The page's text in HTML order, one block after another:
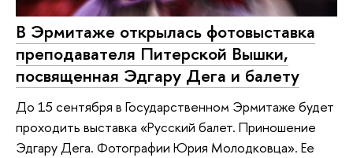
В Эрмитаже открылась фотовыставка
преподавателя Питерской Вышки,
посвященная Эдгару Дега и балету
До 15 сентября в Государственном Эрмитаже будет
проходить выставка «Русский балет. Приношение
Эдгару Дега. Фотографии Юрия Молодковца». Ее